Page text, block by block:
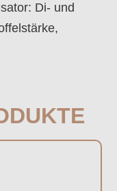
Di- und